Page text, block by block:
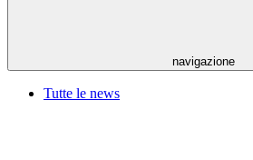
navigazione
Tutte le news